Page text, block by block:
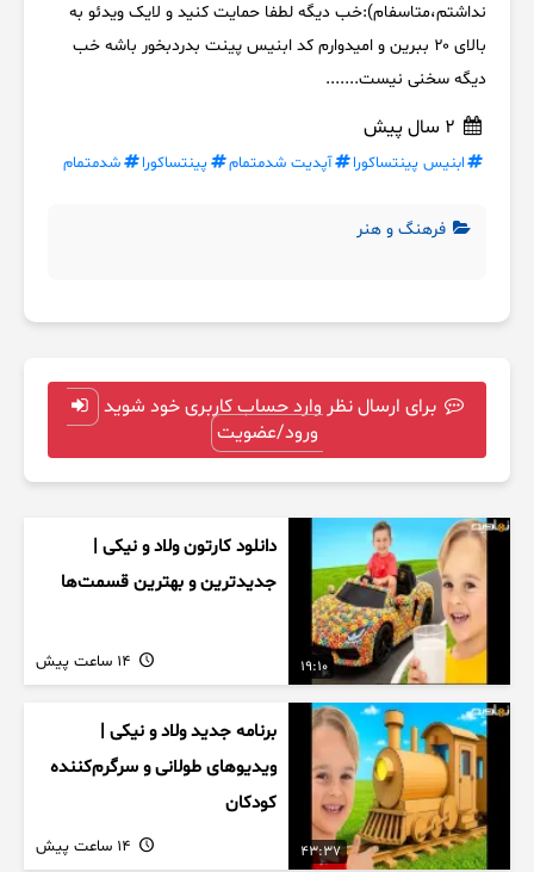
نداشتم،متاسفام):خب دیگه لطفا حمایت کنید و لایک ویدئو به
بالای ۲۰ ببرین و امیدوارم کد ابنیس پینت بدردبخور باشه خب
دیگه سخنی نیست.‌‌‌‌......
ابنیس پینتساکورا آپدیت شدمتمام پینتساکورا شدمتمام
فرهنگ و هنر
برای ارسال نظر وارد حساب کاربری خود شوید
ورود/عضویت
19:10
دانلود کارتون ولاد و نیکی |
جدیدترین و بهترین قسمت‌ها
43:37
برنامه جدید ولاد و نیکی |
ویدیوهای طولانی و سرگرم‌کننده
کودکان